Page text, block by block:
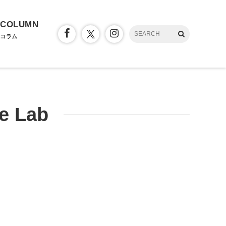
COLUMN
コラム
Lab